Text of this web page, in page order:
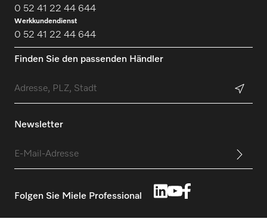
0 52 41 22 44 644
Werkkundendienst
0 52 41 22 44 644
Finden Sie den passenden Händler
Newsletter
Folgen Sie Miele Professional